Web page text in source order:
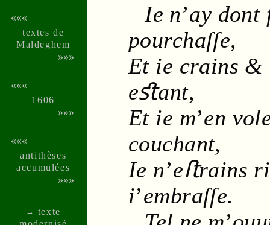
«««
textes de
Malde­ghem
»»»
«««
1606
»»»
«««
anti­thèses
accu­mu­lées
»»»
→ texte
Ie n’ay
pourchaſſe,
Et ie crains &
eﬆant,
Et ie m’en
couchant,
Ie n’eﬅrains
i’embraſſe.